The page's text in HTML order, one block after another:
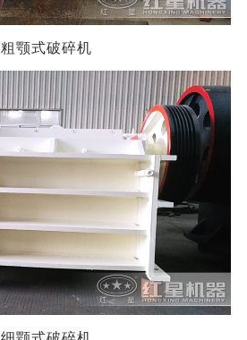
粗颚式破碎机